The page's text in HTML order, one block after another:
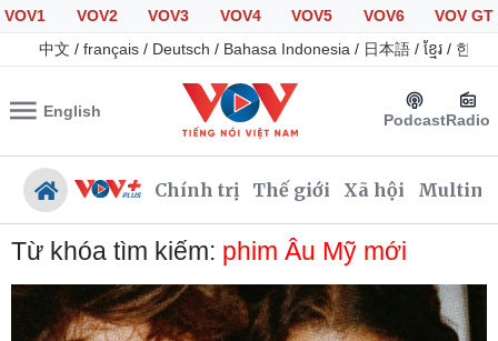
VOV1 VOV2 VOV3 VOV4 VOV5 VOV6
VOV GT
中文 / français / Deutsch / Bahasa Indonesia / 日本語 / ខ្មែរ / 한국
English PodcastRadio
Chính trị Thế giới Xã hội
Chính trị
Xã hội
Từ khóa tìm kiếm: phim Âu Mỹ mới